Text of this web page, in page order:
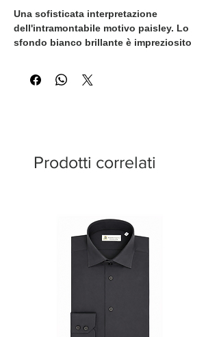
Una sofisticata interpretazione
dell'intramontabile motivo paisley. Lo
sfondo bianco brillante è impreziosito
camicia che coniuga con disinvoltura
l'eleganza classica con lo stile
Prodotti correlati